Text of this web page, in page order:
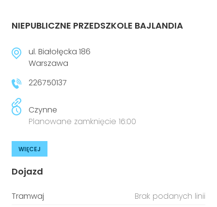
NIEPUBLICZNE PRZEDSZKOLE BAJLANDIA
ul. Białołęcka 186
Warszawa
226750137
Czynne
Planowane zamknięcie 16:00
WIĘCEJ
Dojazd
Tramwaj
Brak podanych linii